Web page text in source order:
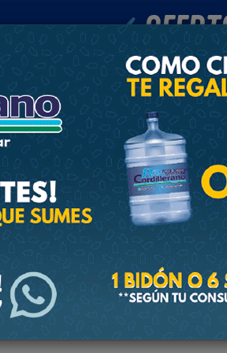
SOCIEDAD NACIONALES